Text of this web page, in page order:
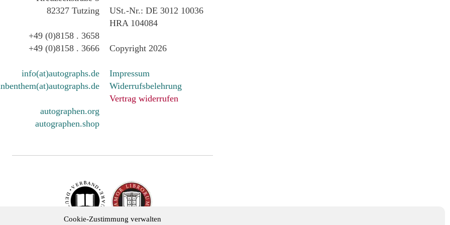
Cookie-Zustimmung verwalten
82327 Tutzing
+49 (0)8158 . 3658
+49 (0)8158 . 3666
info(at)autographs.de
autographen.org
autographen.shop
USt.-Nr.: DE 3012 10036
HRA 104084
Copyright 2026
Impressum
Widerrufsbelehrung
Vertrag widerrufen